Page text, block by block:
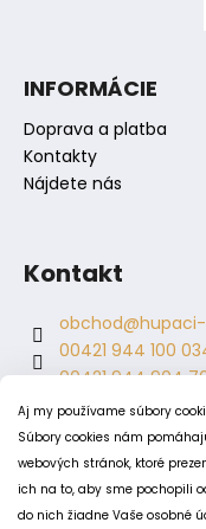
Aj my používame súbory
Súbory cookies nám
webových stránok, ktoré
ich na to, aby sme pochopili
do nich žiadne Vaše osobné
INFORMÁCIE
Doprava a platba
Kontakty
Nájdete nás
Kontakt
obchod@hupaci-
00421 944 100
00421 944 904
hupaci.oslik
dagmar.juricova
PODMIENKY